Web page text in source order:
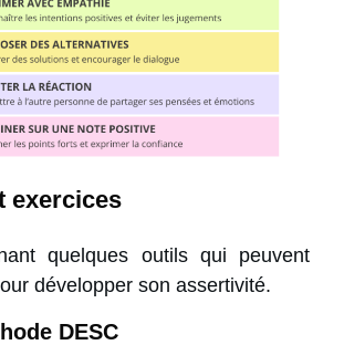
exercices
quelques outils qui peuvent
développer son assertivité.
DESC